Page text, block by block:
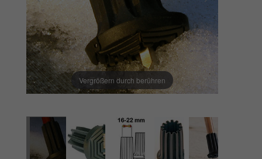
Vergrößern durch berühren